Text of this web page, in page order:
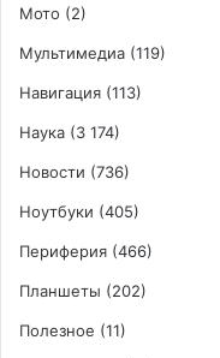
Мото (2)
Мультимедиа (119)
Навигация (113)
Наука (3 174)
Новости (736)
Ноутбуки (405)
Периферия (466)
Планшеты (202)
Полезное (11)